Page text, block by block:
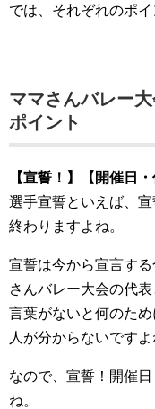
では、それぞれのポ
ママさんバレー
ポイント
【宣誓！】【開催日・
選手宣誓といえば、
終わりますよね。
宣誓は今から宣言す
さんバレー大会の代
言葉がないと何のた
人が分からないですよ
なので、宣誓！開催
ね。